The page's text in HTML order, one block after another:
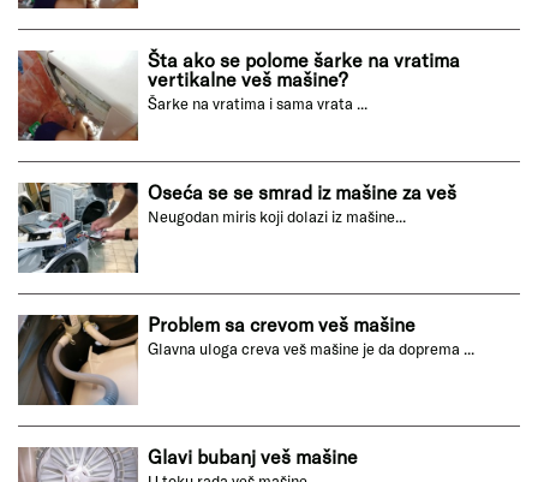
Šta ako se polome šarke na vratima
vertikalne veš mašine?
Šarke na vratima i sama vrata ...
Oseća se se smrad iz mašine za veš
Neugodan miris koji dolazi iz mašine...
Problem sa crevom veš mašine
Glavna uloga creva veš mašine je da doprema ...
Glavi bubanj veš mašine